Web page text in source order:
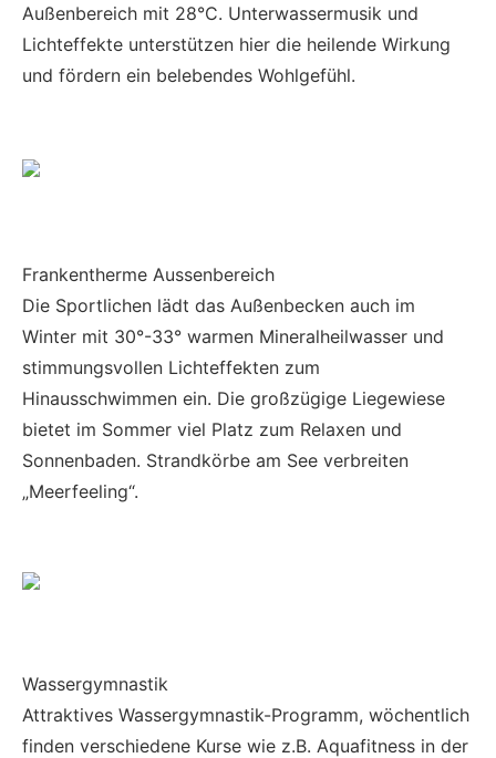
Außenbereich mit 28°C. Unterwassermusik und
Lichteffekte unterstützen hier die heilende Wirkung
und fördern ein belebendes Wohlgefühl.
Frankentherme Aussenbereich
Die Sportlichen lädt das Außenbecken auch im
Winter mit 30°-33° warmen Mineralheilwasser und
stimmungsvollen Lichteffekten zum
Hinausschwimmen ein. Die großzügige Liegewiese
bietet im Sommer viel Platz zum Relaxen und
Sonnenbaden. Strandkörbe am See verbreiten
„Meerfeeling“.
Wassergymnastik
Attraktives Wassergymnastik-Programm, wöchentlich
finden verschiedene Kurse wie z.B. Aquafitness in der